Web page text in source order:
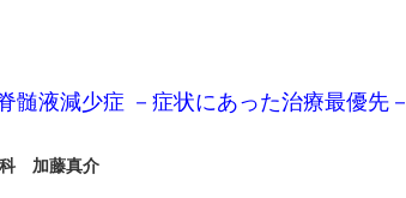
髄液減少症 －症状にあった治療最優先－
科 加藤真介